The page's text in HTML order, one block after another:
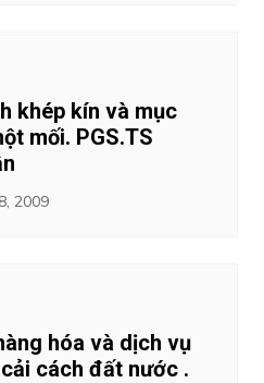
khép kín và mục
mối. PGS.TS
2009
hóa và dịch vụ
cách đất nước .